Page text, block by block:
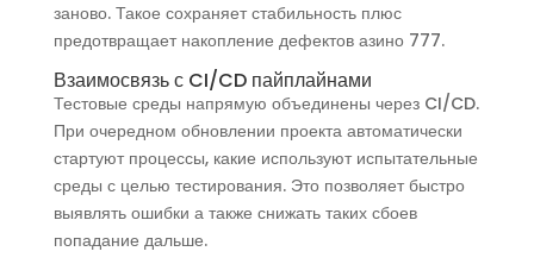
заново. Такое сохраняет стабильность плюс
предотвращает накопление дефектов азино 777.
Взаимосвязь с CI/CD пайплайнами
Тестовые среды напрямую объединены через CI/CD.
При очередном обновлении проекта автоматически
стартуют процессы, какие используют испытательные
среды с целью тестирования. Это позволяет быстро
выявлять ошибки а также снижать таких сбоев
попадание дальше.